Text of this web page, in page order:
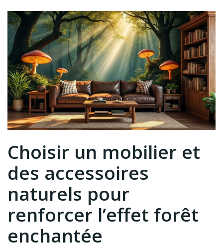
Choisir un mobilier et
des accessoires
naturels pour
renforcer l’effet forêt
enchantée